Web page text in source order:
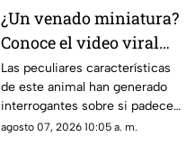
¿Un venado miniatura?
Conoce el video viral
que causa asombro en
redes sociales
Las peculiares características
de este animal han generado
interrogantes sobre si padece
una malformación congénita.
agosto 07, 2026 10:05 a. m.